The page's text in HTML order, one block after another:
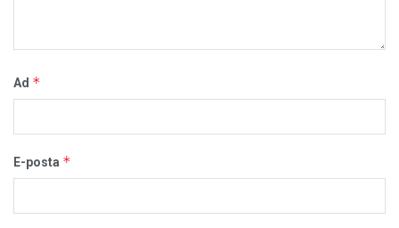
Ad *
E-posta *